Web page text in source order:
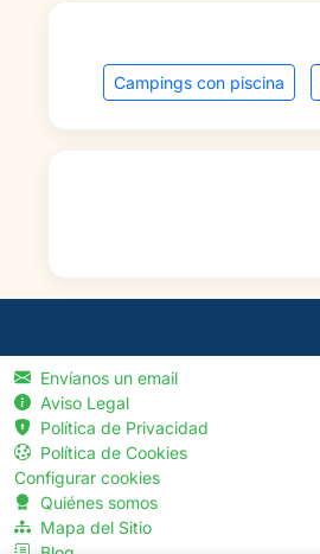
Campings con piscina
Envíanos un email
Aviso Legal
Política de Privacidad
Política de Cookies
Configurar cookies
Quiénes somos
Mapa del Sitio